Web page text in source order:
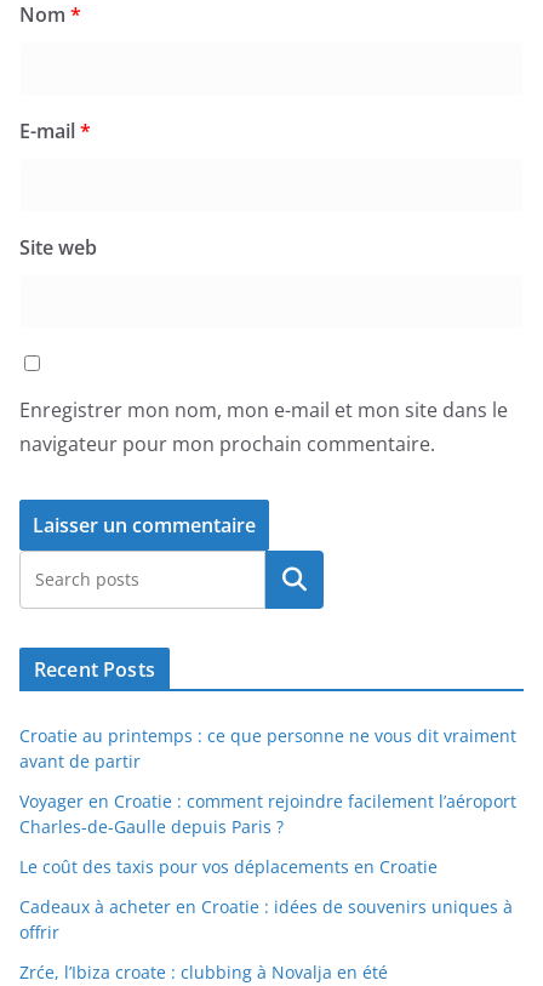
Nom *
E-mail*
Site web
Enregistrer mon nom, mon e-mail et mon site dans le
navigateur pour mon prochain commentaire.
Rechercher
Recent Posts
Croatie au printemps : ce que personne ne vous dit vraiment
avant de partir
Voyager en Croatie : comment rejoindre facilement l’aéroport
Charles-de-Gaulle depuis Paris ?
Le coût des taxis pour vos déplacements en Croatie
Cadeaux à acheter en Croatie : idées de souvenirs uniques à
offrir
Zrće, l’Ibiza croate : clubbing à Novalja en été